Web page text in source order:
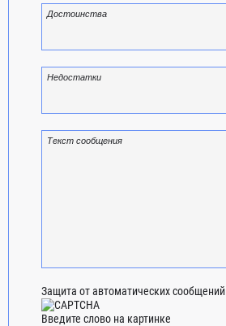
Защита от автоматических сообщений
Введите слово на картинке